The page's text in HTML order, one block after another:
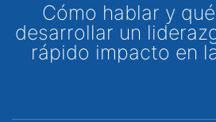
Cómo hablar y
desarrollar un
rápido impacto en